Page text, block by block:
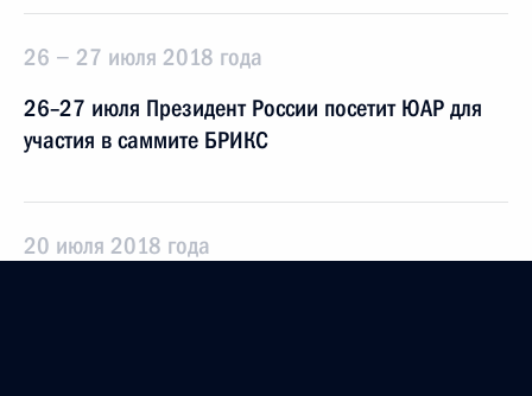
26 − 27 июля 2018 года
26–27 июля Президент России посетит ЮАР для
участия в саммите БРИКС
20 июля 2018 года